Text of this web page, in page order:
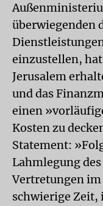
überwiegenden
einzustellen,
Jerusalem
und das
einen
Kosten zu
Statement:
Lahmlegung
Vertretungen im
schwierige